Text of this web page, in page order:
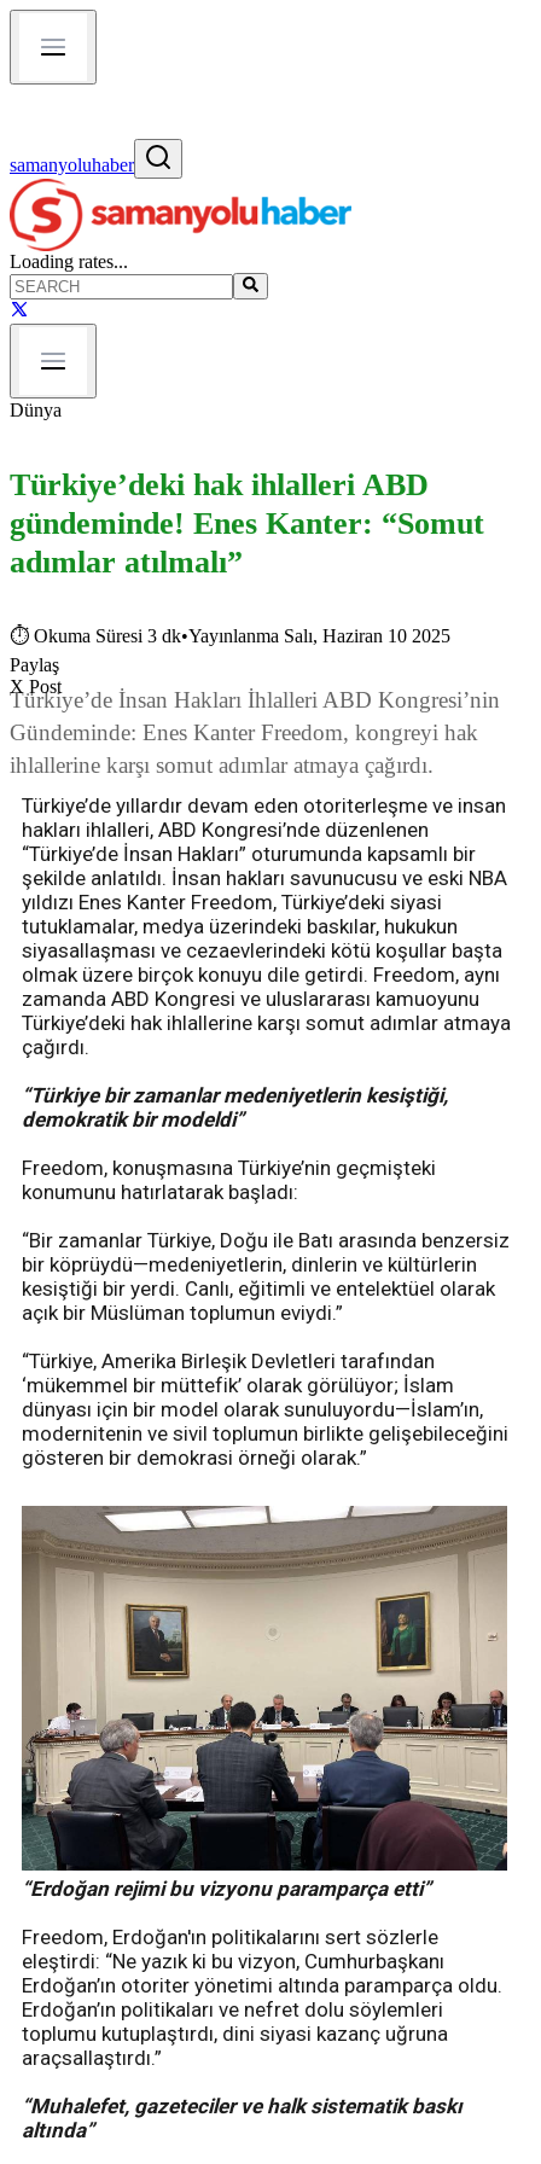
samanyoluhaber
Loading rates...
Dünya
Türkiye’deki hak ihlalleri ABD
gündeminde! Enes Kanter: “Somut
adımlar atılmalı”
⏱ Okuma Süresi 3 dk•Yayınlanma Salı, Haziran 10 2025
Paylaş
X Post
Türkiye’de İnsan Hakları İhlalleri ABD Kongresi’nin
Gündeminde: Enes Kanter Freedom, kongreyi hak
ihlallerine karşı somut adımlar atmaya çağırdı.
Türkiye’de yıllardır devam eden otoriterleşme ve insan
hakları ihlalleri, ABD Kongresi’nde düzenlenen
“Türkiye’de İnsan Hakları” oturumunda kapsamlı bir
şekilde anlatıldı. İnsan hakları savunucusu ve eski NBA
yıldızı Enes Kanter Freedom, Türkiye’deki siyasi
tutuklamalar, medya üzerindeki baskılar, hukukun
siyasallaşması ve cezaevlerindeki kötü koşullar başta
olmak üzere birçok konuyu dile getirdi. Freedom, aynı
zamanda ABD Kongresi ve uluslararası kamuoyunu
Türkiye’deki hak ihlallerine karşı somut adımlar atmaya
çağırdı.
“Türkiye bir zamanlar medeniyetlerin kesiştiği,
demokratik bir modeldi”
Freedom, konuşmasına Türkiye’nin geçmişteki
konumunu hatırlatarak başladı:
“Bir zamanlar Türkiye, Doğu ile Batı arasında benzersiz
bir köprüydü—medeniyetlerin, dinlerin ve kültürlerin
kesiştiği bir yerdi. Canlı, eğitimli ve entelektüel olarak
açık bir Müslüman toplumun eviydi.”
“Türkiye, Amerika Birleşik Devletleri tarafından
‘mükemmel bir müttefik’ olarak görülüyor; İslam
dünyası için bir model olarak sunuluyordu—İslam’ın,
modernitenin ve sivil toplumun birlikte gelişebileceğini
gösteren bir demokrasi örneği olarak.”
“Erdoğan rejimi bu vizyonu paramparça etti”
Freedom, Erdoğan'ın politikalarını sert sözlerle
eleştirdi: “Ne yazık ki bu vizyon, Cumhurbaşkanı
Erdoğan’ın otoriter yönetimi altında paramparça oldu.
Erdoğan’ın politikaları ve nefret dolu söylemleri
toplumu kutuplaştırdı, dini siyasi kazanç uğruna
araçsallaştırdı.”
“Muhalefet, gazeteciler ve halk sistematik baskı
altında”